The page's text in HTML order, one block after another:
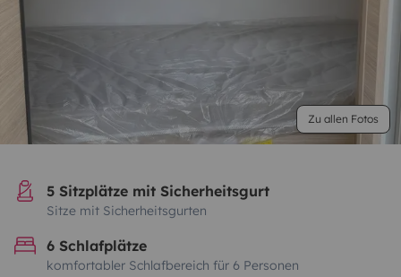
Zu allen Fotos
5 Sitzplätze mit Sicherheitsgurt
Sitze mit Sicherheitsgurten
6 Schlafplätze
komfortabler Schlafbereich für 6 Personen